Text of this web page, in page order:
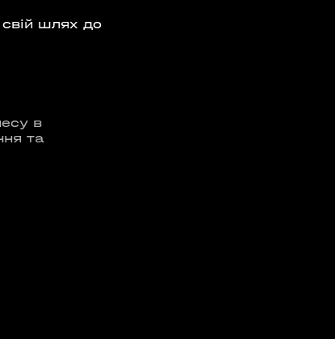
зони
APOLLO NEXT
шлях до
в
та